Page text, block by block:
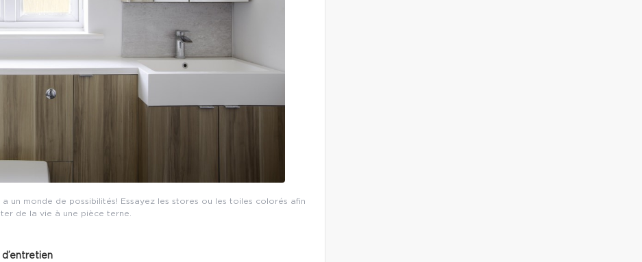
un monde de possibilités! Essayez les stores ou les toiles colorés afin
de la vie à une pièce terne.